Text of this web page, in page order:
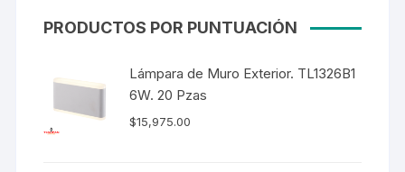
PRODUCTOS POR PUNTUACIÓN
Lámpara de Muro Exterior. TL1326B1
6W. 20 Pzas
$15,975.00